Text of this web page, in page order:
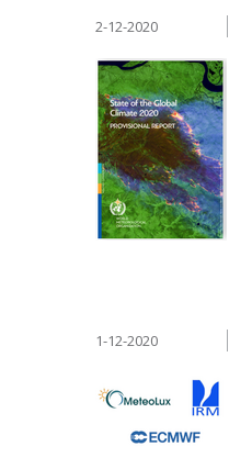
2-12-2020
1-12-2020